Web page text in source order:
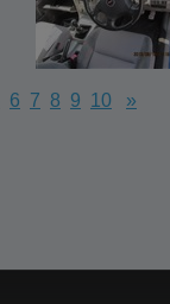
6 7 8 9 10 »